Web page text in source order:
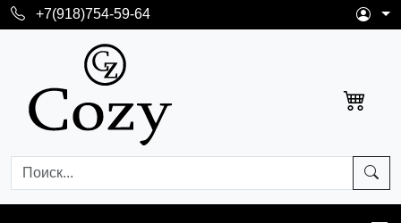
+7(918)754-59-64